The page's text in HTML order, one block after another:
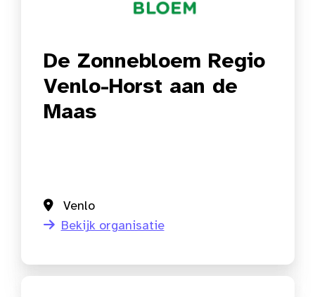
De Zonnebloem Regio
Venlo-Horst aan de
Maas
Venlo
Bekijk organisatie